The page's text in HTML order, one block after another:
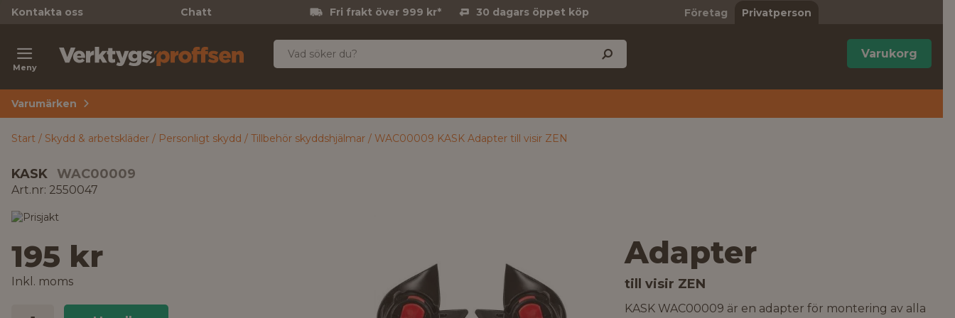
Kontakta oss Chatt Fri frakt över 999 kr* 30 dagars öppet köp Företag Privatperson
Meny
Varukorg
Varumärken
Start Skydd & arbetskläder Personligt skydd Tillbehör skyddshjälmar WAC00009 KASK Adapter till visir ZEN
KASK WAC00009
Art.nr: 2550047
195 kr
Inkl. moms
Adapter
till visir ZEN
KASK WAC00009 är en adapter för montering av alla